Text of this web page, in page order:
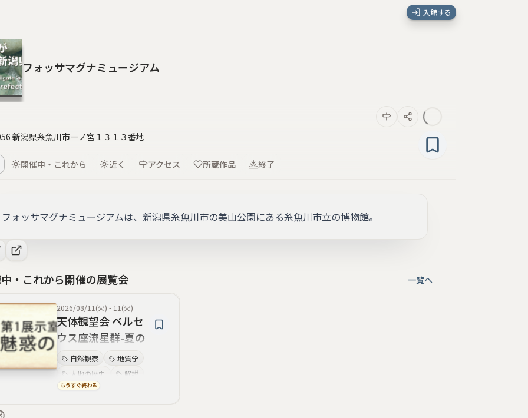
入館する
フォッサマグナミュージアム
新潟県糸魚川市一ノ宮１３１３番地
開催中・これから 近く アクセス 所蔵作品 終了
フォッサマグナミュージアムは、新潟県糸魚川市の美山公園にある糸魚川市立の博物館。
・これから開催の展覧会 一覧へ
2026/08/11(火) - 11(火)
天体観望会 ペルセ
ウス座流星群-夏の
夜空を楽しもう
自然観察
地質学
大地の歴史
解説
翡翠
もうすぐ終わる